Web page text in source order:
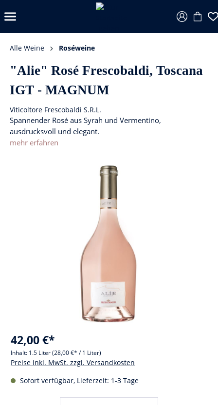
Alle Weine Roséweine
"Alie" Rosé Frescobaldi, Toscana
IGT - MAGNUM
Viticoltore Frescobaldi S.R.L.
Spannender Rosé aus Syrah und Vermentino,
ausdrucksvoll und elegant.
mehr erfahren
42,00 €*
Inhalt: 1.5 Liter(28,00 €* / 1 Liter)
Preise inkl. MwSt. zzgl. Versandkosten
Sofort verfügbar, Lieferzeit: 1-3 Tage